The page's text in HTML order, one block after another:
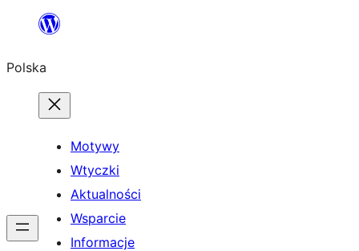
Przejdź
treści
Polska
Motywy
Wtyczki
Aktualności
Wsparcie
Informacje